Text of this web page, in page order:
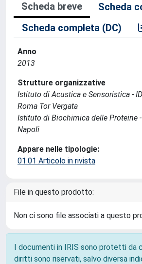
Scheda breve
Scheda
Scheda completa (DC)
Anno
2013
Strutture organizzative
Istituto di Acustica e Sensoristica -
Roma Tor Vergata
Istituto di Biochimica delle Proteine -
Napoli
Appare nelle tipologie:
01.01 Articolo in rivista
File in questo prodotto:
Non ci sono file associati a questo
I documenti in IRIS sono protetti da
diritti sono riservati, salvo diversa